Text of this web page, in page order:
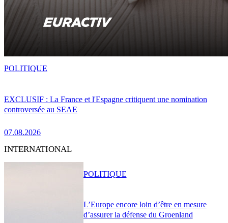
EXCLUSIF : La France et l'Espagne critiquent une nomination
controversée au SEAE
07.08.2026
POLITIQUE
INTERNATIONAL
L’Europe encore loin d’être en mesure
d’assurer la défense du Groenland
POLITIQUE